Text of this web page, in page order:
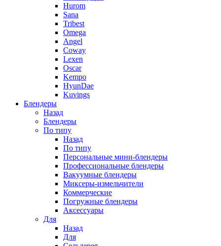
Hurom
Sana
Tribest
Omega
Angel
Coway
Lexen
Oscar
Kempo
HyunDae
Kuvings
Блендеры
Назад
Блендеры
По типу
Назад
По типу
Персональные мини-блендеры
Профессиональные блендеры
Вакуумные блендеры
Миксеры-измельчители
Коммерческие
Погружные блендеры
Аксессуары
Для
Назад
Для